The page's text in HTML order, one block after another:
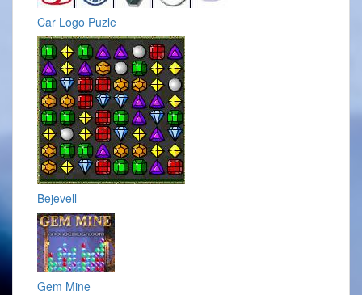
Car Logo Puzle
Bejevell
Gem Mine